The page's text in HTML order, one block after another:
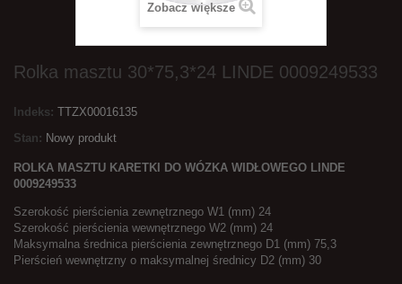
Zobacz większe
Rolka masztu 30*75,3*24 LINDE 0009249533
Indeks: TTZX00016135
Stan: Nowy produkt
ROLKA MASZTU KARETKI DO WÓZKA WIDŁOWEGO LINDE
0009249533
Szerokość pierścienia zewnętrznego W1 (mm) 24
Szerokość pierścienia wewnętrznego W2 (mm) 24
Maksymalna średnica pierścienia zewnętrznego D1 (mm) 75,3
Pierścień wewnętrzny o maksymalnej średnicy D2 (mm) 30